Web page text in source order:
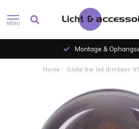
MENU
Montage &
Home / Globe 9w led dimbaar-